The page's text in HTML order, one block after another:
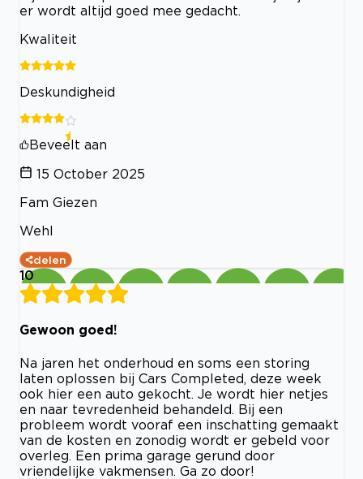
er wordt altijd goed mee gedacht.
Kwaliteit
Deskundigheid
Beveelt aan
15 October 2025
Fam Giezen
Wehl
delen
10
Gewoon goed!
Na jaren het onderhoud en soms een storing
laten oplossen bij Cars Completed, deze week
ook hier een auto gekocht. Je wordt hier netjes
en naar tevredenheid behandeld. Bij een
probleem wordt vooraf een inschatting gemaakt
van de kosten en zonodig wordt er gebeld voor
overleg. Een prima garage gerund door
vriendelijke vakmensen. Ga zo door!